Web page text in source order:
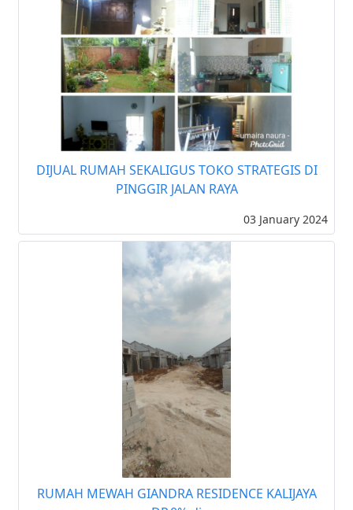
DIJUAL RUMAH SEKALIGUS TOKO STRATEGIS DI
PINGGIR JALAN RAYA
03 January 2024
RUMAH MEWAH GIANDRA RESIDENCE KALIJAYA